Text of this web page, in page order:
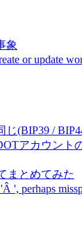
象
or update
じ(BIP39 /
アカウント
まとめてみた
perhaps